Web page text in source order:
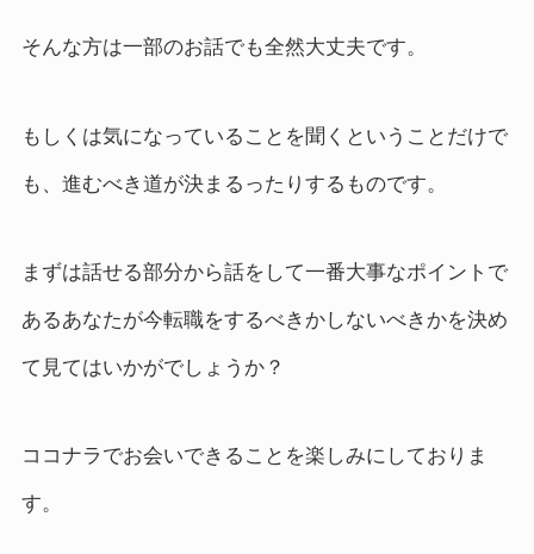
そんな方は一部のお話でも全然大丈夫です。
もしくは気になっていることを聞くということだけで
も、進むべき道が決まるったりするものです。
まずは話せる部分から話をして一番大事なポイントで
あるあなたが今転職をするべきかしないべきかを決め
て見てはいかがでしょうか？
ココナラでお会いできることを楽しみにしておりま
す。